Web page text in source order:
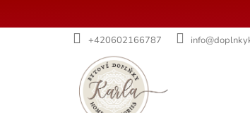
+420602166787